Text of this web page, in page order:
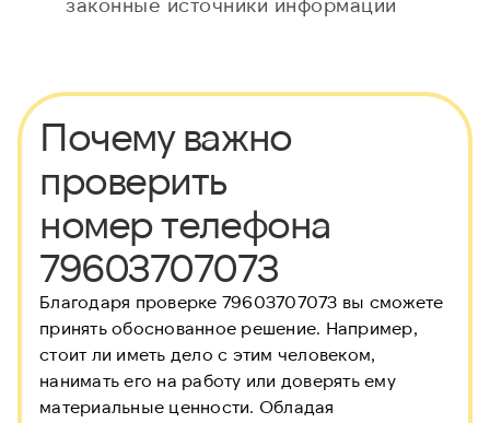
Почему важно
проверить
номер телефона
79603707073
Благодаря проверке 79603707073 вы сможете
принять обоснованное решение. Например,
стоит ли иметь дело с этим человеком,
нанимать его на работу или доверять ему
материальные ценности. Обладая